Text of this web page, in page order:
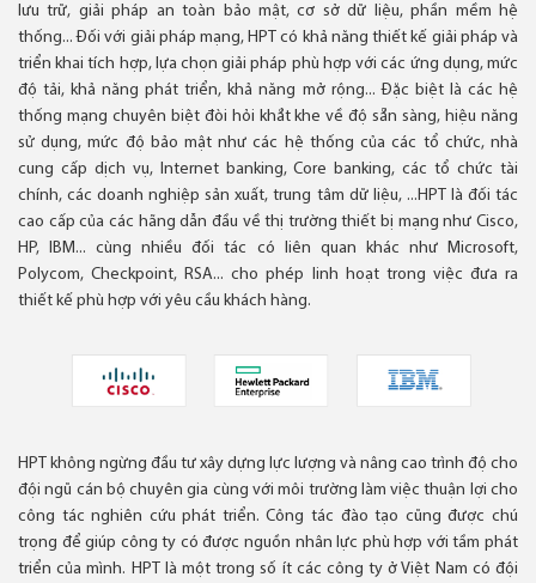
lưu trữ, giải pháp an toàn bảo mật, cơ sở dữ liệu, phần mềm hệ
thống... Đối với giải pháp mạng, HPT có khả năng thiết kế giải pháp và
triển khai tích hợp, lựa chọn giải pháp phù hợp với các ứng dụng, mức
độ tải, khả năng phát triển, khả năng mở rộng... Đặc biệt là các hệ
thống mạng chuyên biệt đòi hỏi khắt khe về độ sẵn sàng, hiệu năng
sử dụng, mức độ bảo mật như các hệ thống của các tổ chức, nhà
cung cấp dịch vụ, Internet banking, Core banking, các tổ chức tài
chính, các doanh nghiệp sản xuất, trung tâm dữ liệu, ...HPT là đối tác
cao cấp của các hãng dẫn đầu về thị trường thiết bị mạng như Cisco,
HP, IBM... cùng nhiều đối tác có liên quan khác như Microsoft,
Polycom, Checkpoint, RSA... cho phép linh hoạt trong việc đưa ra
thiết kế phù hợp với yêu cầu khách hàng.
HPT không ngừng đầu tư xây dựng lực lượng và nâng cao trình độ cho
đội ngũ cán bộ chuyên gia cùng với môi trường làm việc thuận lợi cho
công tác nghiên cứu phát triển. Công tác đào tạo cũng được chú
trọng để giúp công ty có được nguồn nhân lực phù hợp với tầm phát
triển của mình. HPT là một trong số ít các công ty ở Việt Nam có đội